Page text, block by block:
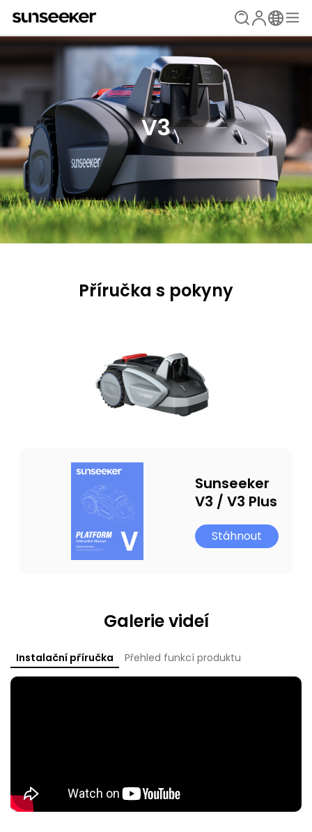
V3
Příručka s pokyny
Sunseeker
V3 / V3 Plus
Stáhnout
Galerie videí
Instalační příručka Přehled funkcí produktu